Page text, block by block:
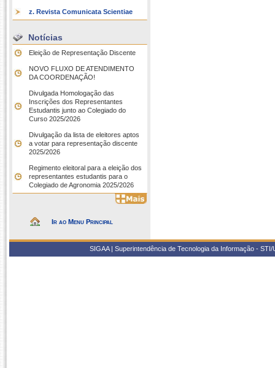
z. Revista Comunicata Scientiae
Notícias
Eleição de Representação Discente
NOVO FLUXO DE ATENDIMENTO
DA COORDENAÇÃO!
Divulgada Homologação das
Inscrições dos Representantes
Estudantis junto ao Colegiado do
Curso 2025/2026
Divulgação da lista de eleitores aptos
a votar para representação discente
2025/2026
Regimento eleitoral para a eleição dos
representantes estudantis para o
Colegiado de Agronomia 2025/2026
Ir ao Menu Principal
SIGAA | Superintendência de Tecnologia da Informação -